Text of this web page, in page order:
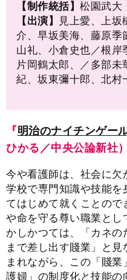
【制作統括】 松園武大
【出演】
見上愛、上坂
介、早坂美海、藤原季
山礼、小倉史也／根岸
片岡鶴太郎、／多部未
紀、坂東彌十郎、北
『明治のナイチンゲー
ひかる／中央公論新社）
今や看護師は、社会に
学校で専門知識や技能を
てはじめて就くことの
や命を守る尊い職業とし
かしかつては、「カネ
まで差し出す賤業」と
まれながら、この「賤
護婦」の制度化と技能の